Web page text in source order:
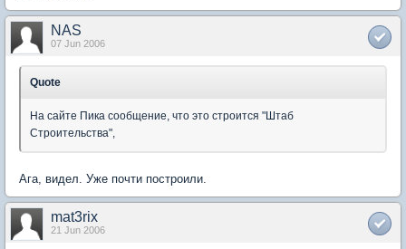
NAS
07 Jun 2006
Quote
На сайте Пика сообщение, что это строится "Штаб
Строительства",
Ага, видел. Уже почти построили.
mat3rix
21 Jun 2006